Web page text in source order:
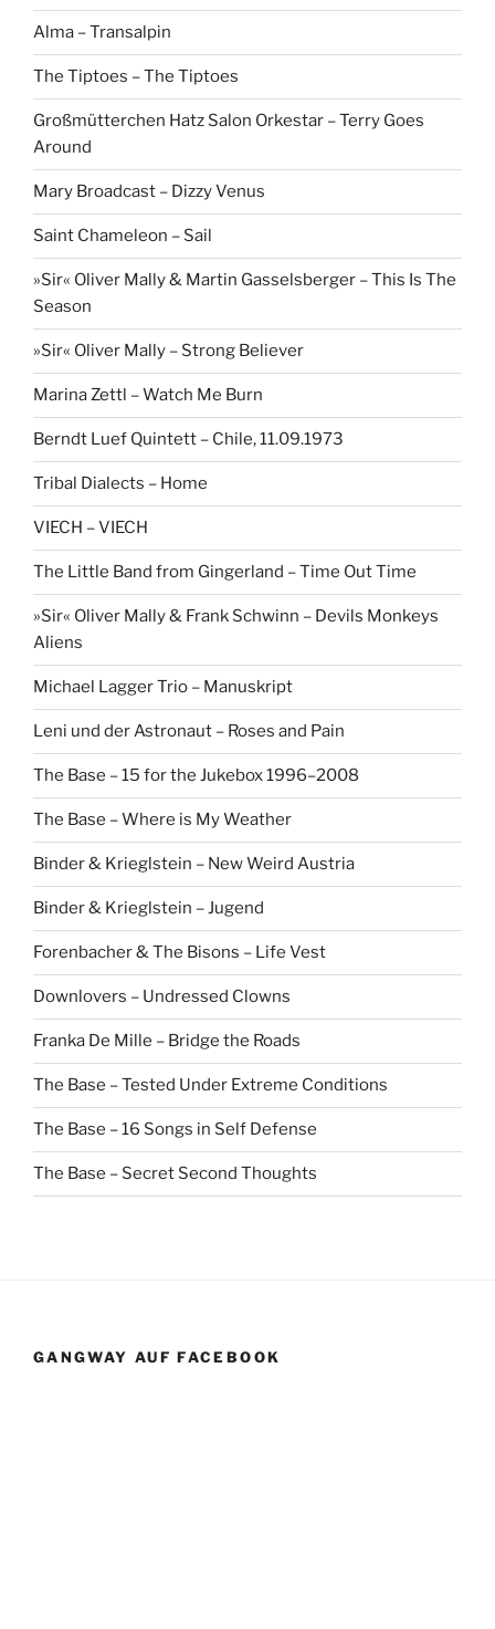
Alma – Transalpin
The Tiptoes – The Tiptoes
Großmütterchen Hatz Salon Orkestar – Terry Goes
Around
Mary Broadcast – Dizzy Venus
Saint Chameleon – Sail
»Sir« Oliver Mally & Martin Gasselsberger – This Is The
Season
»Sir« Oliver Mally – Strong Believer
Marina Zettl – Watch Me Burn
Berndt Luef Quintett – Chile, 11.09.1973
Tribal Dialects – Home
VIECH – VIECH
The Little Band from Gingerland – Time Out Time
»Sir« Oliver Mally & Frank Schwinn – Devils Monkeys
Aliens
Michael Lagger Trio – Manuskript
Leni und der Astronaut – Roses and Pain
The Base – 15 for the Jukebox 1996–2008
The Base – Where is My Weather
Binder & Krieglstein – New Weird Austria
Binder & Krieglstein – Jugend
Forenbacher & The Bisons – Life Vest
Downlovers – Undressed Clowns
Franka De Mille – Bridge the Roads
The Base – Tested Under Extreme Conditions
The Base – 16 Songs in Self Defense
The Base – Secret Second Thoughts
GANGWAY AUF FACEBOOK